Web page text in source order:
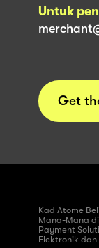
Untuk
Get
Kad Atome
Mana-Mana
Payment
Elektronik